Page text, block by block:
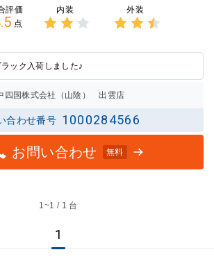
評価
点
内装
2点の
評価
外装
2.5点
ック入荷しました♪
四国株式会社（山陰） 出雲店
合わせ番号 1000284566
お問い合わせ 無料
1~1 / 1 台
1